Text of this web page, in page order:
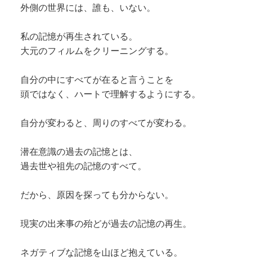
外側の世界には、誰も、いない。
私の記憶が再生されている。
大元のフィルムをクリーニングする。
自分の中にすべてが在ると言うことを
頭ではなく、ハートで理解するようにする。
自分が変わると、周りのすべてが変わる。
潜在意識の過去の記憶とは、
過去世や祖先の記憶のすべて。
だから、原因を探っても分からない。
現実の出来事の殆どが過去の記憶の再生。
ネガティブな記憶を山ほど抱えている。